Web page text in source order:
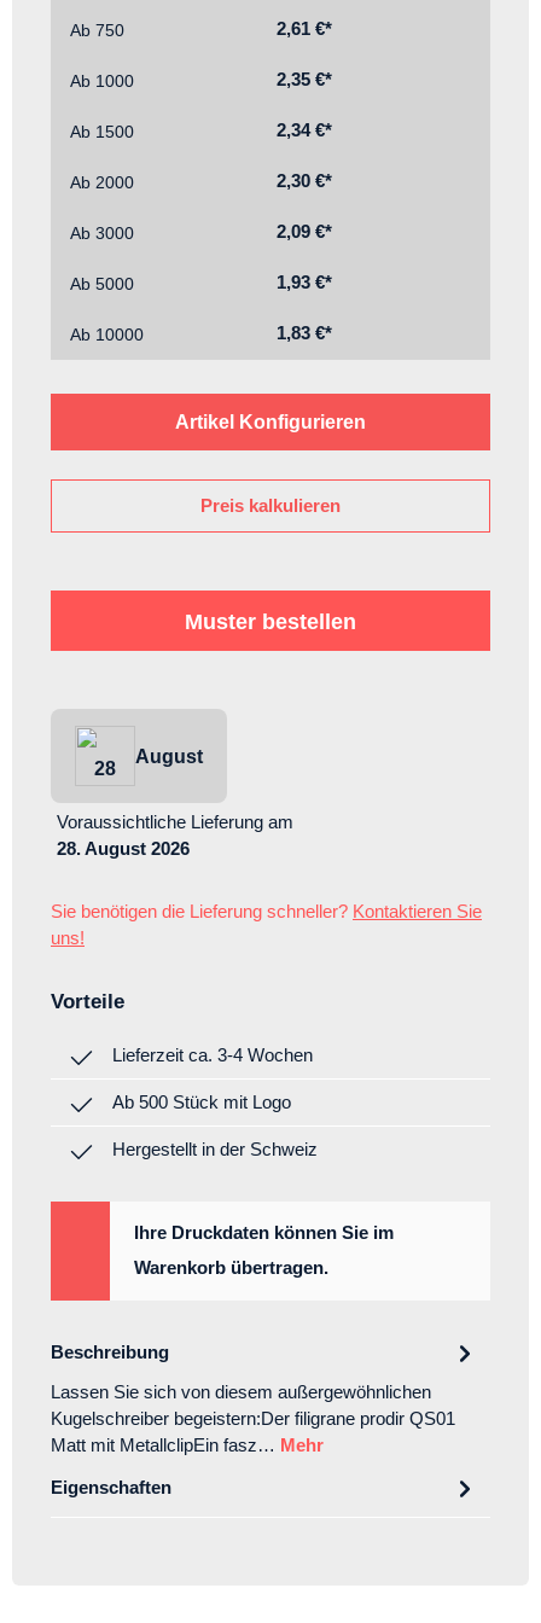
Ab 750 2,61 €*
Ab 1000 2,35 €*
Ab 1500 2,34 €*
Ab 2000 2,30 €*
Ab 3000 2,09 €*
Ab 5000 1,93 €*
Ab 10000 1,83 €*
Artikel Konfigurieren
Preis kalkulieren
Muster bestellen
28
August
Voraussichtliche Lieferung am
28. August 2026
Sie benötigen die Lieferung schneller? Kontaktieren Sie
uns!
Vorteile
Lieferzeit ca. 3-4 Wochen
Ab 500 Stück mit Logo
Hergestellt in der Schweiz
Ihre Druckdaten können Sie im
Warenkorb übertragen.
Beschreibung
Lassen Sie sich von diesem außergewöhnlichen
Kugelschreiber begeistern:Der filigrane prodir QS01
Matt mit MetallclipEin fasz… Mehr
Eigenschaften